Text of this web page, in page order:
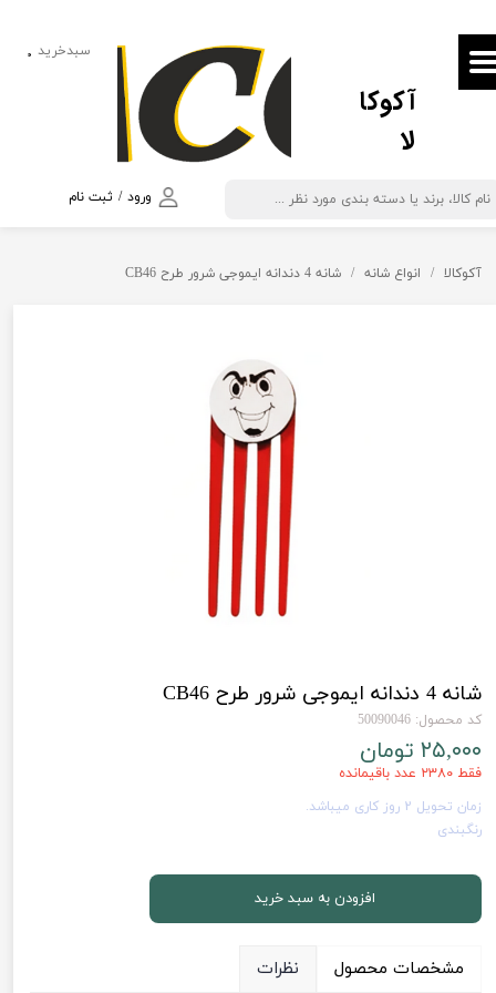
آکوکا
لا
ورود / ثبت نام
حساب کاربری من
تغییر گذر واژه
خروج از حساب کاربری
۰ سبدخرید
آکوکالا انواع شانه شانه 4 دندانه ایموجی شرور طرح CB46
شانه 4 دندانه ایموجی شرور طرح CB46
کد محصول: 50090046
۲۵,۰۰۰ تومان
فقط ۲۳۸۰ عدد باقیمانده
زمان تحویل 2 روز کاری میباشد.
رنگبندی
افزودن به سبد خرید
مشخصات محصول نظرات